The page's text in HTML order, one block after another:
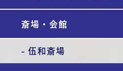
斎場・会館
- 伍和斎場